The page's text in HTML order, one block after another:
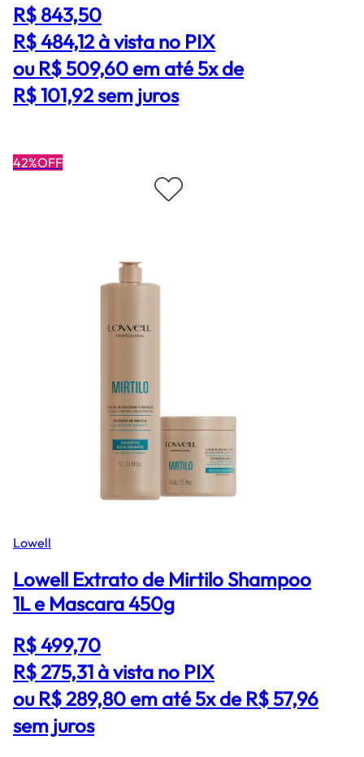
R$ 843,50
R$ 484,12à vista no PIX
ou R$ 509,60 em até 5x de
R$ 101,92 sem juros
42%OFF
Lowell
Lowell Extrato de Mirtilo Shampoo
1L e Mascara 450g
R$ 499,70
R$ 275,31à vista no PIX
ou R$ 289,80 em até 5x de R$ 57,96
sem juros